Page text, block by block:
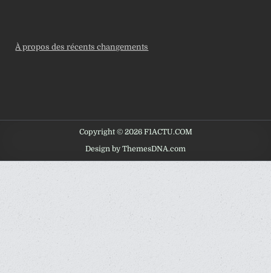
À propos des récents changements
Copyright © 2026 F1ACTU.COM
Design by ThemesDNA.com